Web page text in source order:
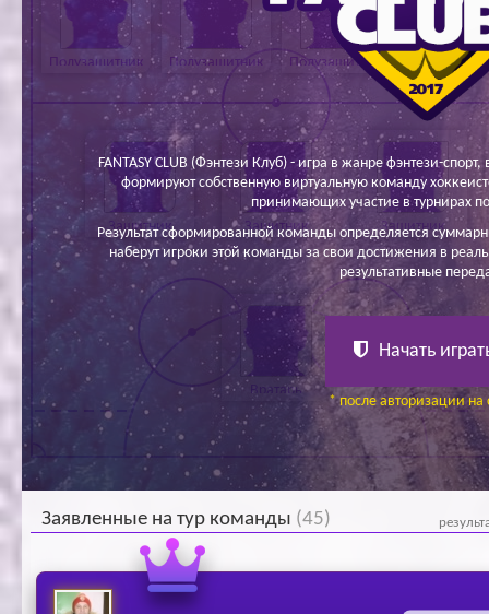
FANTASY CLUB (Фэнтези Клуб) - игра в жанре фэнтези-
формируют собственную виртуальную команду
принимающих участие в турнирах
Результат сформированной команды определяется
наберут игроки этой команды за свои достижения в
результативные
Начать
* после авторизации на
Вратарь
Защитник Защитник Защитник
Полузащитник Полузащитник Полузащитник
Заявленные на тур команды (45)